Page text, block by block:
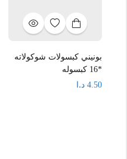
بونيني كبسولات شوكولاته
*16 كبسوله
4.50 د.ا